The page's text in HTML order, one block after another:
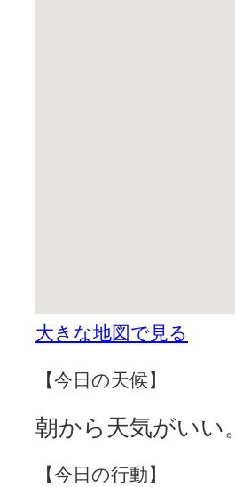
大きな地図で見る
【今日の天候】
朝から天気がいい
【今日の行動】